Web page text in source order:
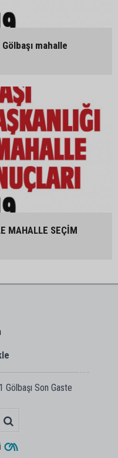
mahalle
MAHALLE SEÇİM
Gölbaşı Son Gaste